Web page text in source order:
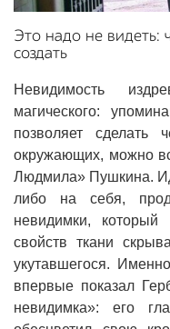
Это надо не видеть:
создать
Невидимость
магического:
позволяет сделать
окружающих, можно
Людмила» Пушкина.
либо на себя,
невидимки, который
свойств ткани
укутавшегося.
впервые показал
невидимка»: его